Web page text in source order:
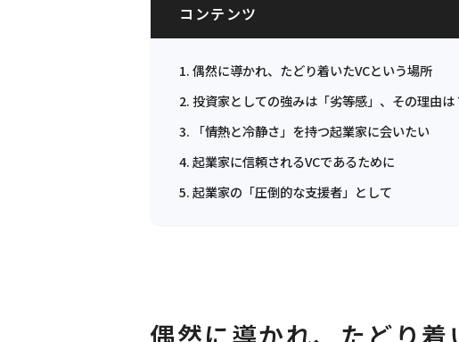
コンテンツ
偶然に導かれ、たどり着いたVCという場所
投資家としての強みは「劣等感」、その理由は
「情熱と冷静さ」を持つ起業家に会いたい
起業家に信頼されるVCであるために
起業家の「圧倒的な支援者」として